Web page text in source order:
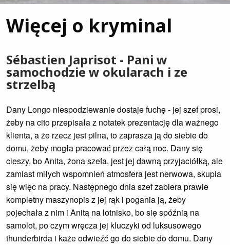
Więcej o kryminal
Sébastien Japrisot - Pani w
samochodzie w okularach i ze
strzelbą
Dany Longo niespodziewanie dostaje fuchę - jej szef prosi,
żeby na cito przepisała z notatek prezentację dla ważnego
klienta, a że rzecz jest pilna, to zaprasza ją do siebie do
domu, żeby mogła pracować przez całą noc. Dany się
cieszy, bo Anita, żona szefa, jest jej dawną przyjaciółką, ale
zamiast miłych wspomnień atmosfera jest nerwowa, skupia
się więc na pracy. Następnego dnia szef zabiera prawie
kompletny maszynopis z jej rąk i pogania ją, żeby
pojechała z nim i Anitą na lotnisko, bo się spóźnią na
samolot, po czym wręcza jej kluczyki od luksusowego
thunderbirda i każe odwieźć go do siebie do domu. Dany